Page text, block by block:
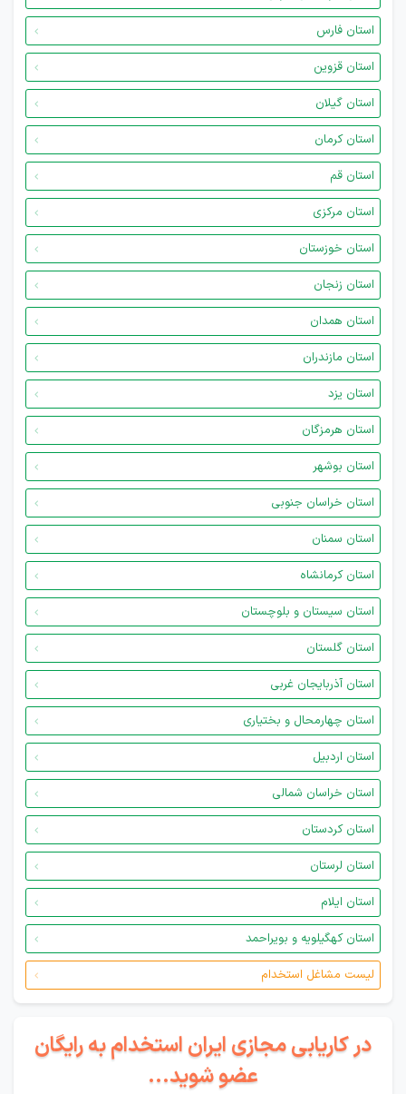
استان فارس
استان قزوین
استان گیلان
استان کرمان
استان قم
استان مرکزی
استان خوزستان
استان زنجان
استان همدان
استان مازندران
استان یزد
استان هرمزگان
استان بوشهر
استان خراسان جنوبی
استان سمنان
استان کرمانشاه
استان سیستان و بلوچستان
استان گلستان
استان آذربایجان غربی
استان چهارمحال و بختیاری
استان اردبیل
استان خراسان شمالی
استان کردستان
استان لرستان
استان ایلام
استان کهگیلویه و بویراحمد
لیست مشاغل استخدام
در کاریابی مجازی ایران استخدام به رایگان
عضو شوید...